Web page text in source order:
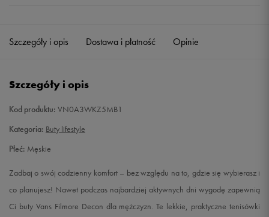
45 29,5 cm
47
Szczegóły i opis Dostawa i płatność Opinie
Szczegóły i opis
Kod produktu: VN0A3WKZ5MB1
Kategoria: Buty lifestyle
Płeć: Męskie
Zadbaj o swój codzienny komfort – bez względu na to, gdzie się wybierasz i
co planujesz! Nawet podczas najbardziej aktywnych dni wygodę zapewnią
Ci buty Vans Filmore Decon dla mężczyzn. Te lekkie, praktyczne tenisówki